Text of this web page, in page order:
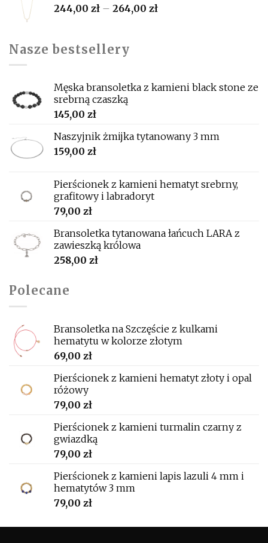
244,00 zł – 264,00 złPrice
Nasze bestsellery
Męska bransoletka z kamieni black stone ze
srebrną czaszką
145,00 zł
Naszyjnik żmijka tytanowany 3 mm
159,00 zł
Pierścionek z kamieni hematyt srebrny,
grafitowy i labradoryt
79,00 zł
Bransoletka tytanowana łańcuch LARA z
zawieszką królowa
258,00 zł
Polecane
Bransoletka na Szczęście z kulkami
hematytu w kolorze złotym
69,00 zł
Pierścionek z kamieni hematyt złoty i opal
różowy
79,00 zł
Pierścionek z kamieni turmalin czarny z
gwiazdką
79,00 zł
Pierścionek z kamieni lapis lazuli 4 mm i
hematytów 3 mm
79,00 zł